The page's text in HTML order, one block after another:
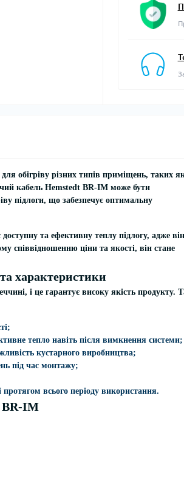
для обігріву різних типів приміщень, таких
кабель Hemstedt BR-IM може бути
підлоги, що забезпечує оптимальну
та ефективну теплу підлогу, адже він
співвідношенню ціни та якості, він стане
характеристики
і це гарантує високу якість продукту.
тепло навіть після вимкнення системи;
кустарного виробництва;
під час монтажу;
протягом всього періоду використання.
BR-IM